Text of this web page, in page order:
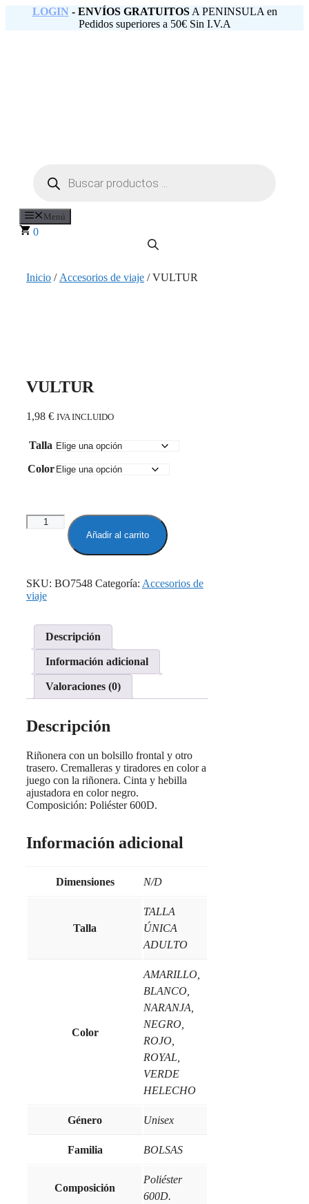
LOGIN - ENVÍOS GRATUITOSA PENINSULA en
Pedidos superiores a 50€ Sin I.V.A
productos
Menú
0
Inicio / Accesorios de viaje / VULTUR
VULTUR
1,98 € IVA INCLUIDO
Talla
Color
VULTUR
cantidad
Añadir al carrito
SKU: BO7548 Categoría: Accesorios de
viaje
Descripción
Información adicional
Valoraciones (0)
Descripción
Riñonera con un bolsillo frontal y otro
trasero. Cremalleras y tiradores en color a
juego con la riñonera. Cinta y hebilla
ajustadora en color negro.
Composición: Poliéster 600D.
Información adicional
Dimensiones N/D
Talla
TALLA
ÚNICA
ADULTO
Color
AMARILLO,
BLANCO,
NARANJA,
NEGRO,
ROJO,
ROYAL,
VERDE
HELECHO
Género Unisex
Familia BOLSAS
Composición
Poliéster
600D.